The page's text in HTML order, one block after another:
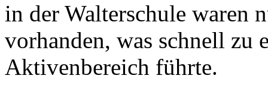
in der Walterschule waren
vorhanden, was schnell zu
Aktivenbereich führte.